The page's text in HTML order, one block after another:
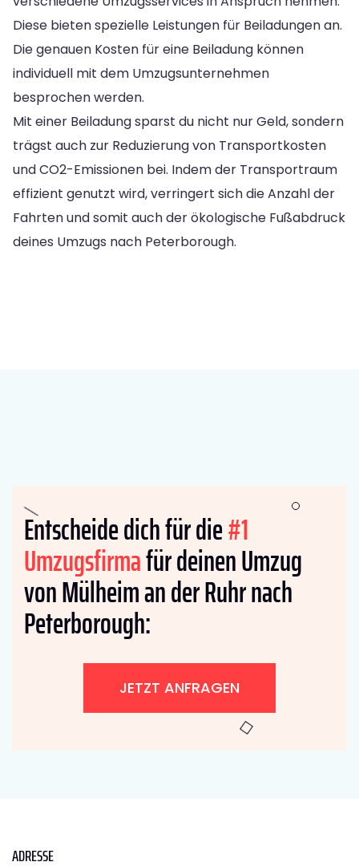
Diese bieten spezielle Leistungen für Beiladungen an.
Die genauen Kosten für eine Beiladung können
individuell mit dem Umzugsunternehmen
besprochen werden.
Mit einer Beiladung sparst du nicht nur Geld, sondern
trägst auch zur Reduzierung von Transportkosten
und CO2-Emissionen bei. Indem der Transportraum
effizient genutzt wird, verringert sich die Anzahl der
Fahrten und somit auch der ökologische Fußabdruck
deines Umzugs nach Peterborough.
Entscheide dich für die#1
Umzugsfirmafür deinen Umzug
von Mülheim an der Ruhr nach
Peterborough:
JETZT ANFRAGEN
ADRESSE